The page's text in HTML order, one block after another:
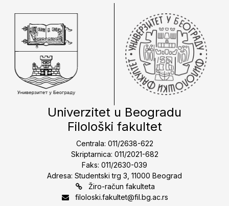
Univerzitet u Beogradu
Filološki fakultet
Centrala: 011/2638-622
Skriptarnica: 011/2021-682
Faks: 011/2630-039
Adresa: Studentski trg 3, 11000 Beograd
Žiro-račun fakulteta
filoloski.fakultet@fil.bg.ac.rs